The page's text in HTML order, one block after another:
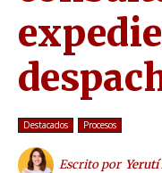
Destacados Procesos
Escrito por